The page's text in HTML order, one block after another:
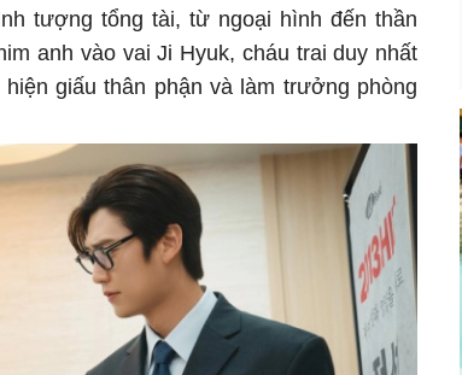
tượng tổng tài, từ ngoại hình đến thần
anh vào vai Ji Hyuk, cháu trai duy nhất
giấu thân phận và làm trưởng phòng